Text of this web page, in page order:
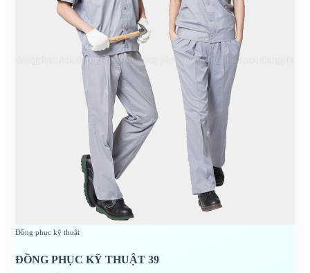
Đồng phục kỹ thuật
ĐỒNG PHỤC KỸ THUẬT 39